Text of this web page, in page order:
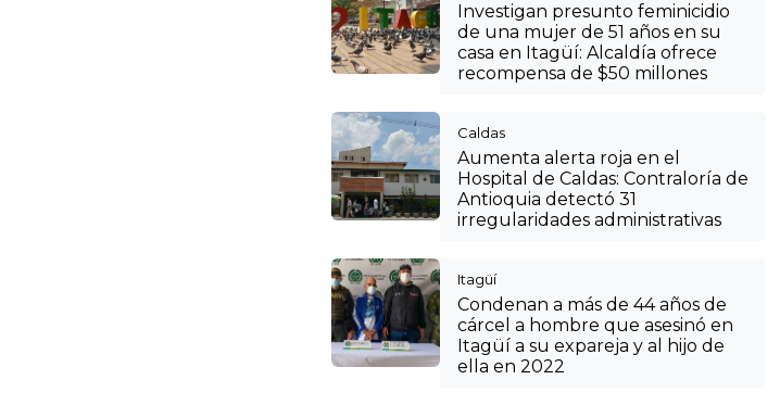
Investigan presunto feminicidio
de una mujer de 51 años en su
casa en Itagüí: Alcaldía ofrece
recompensa de $50 millones
Caldas
Aumenta alerta roja en el
Hospital de Caldas: Contraloría de
Antioquia detectó 31
irregularidades administrativas
Itagüí
Condenan a más de 44 años de
cárcel a hombre que asesinó en
Itagüí a su expareja y al hijo de
ella en 2022